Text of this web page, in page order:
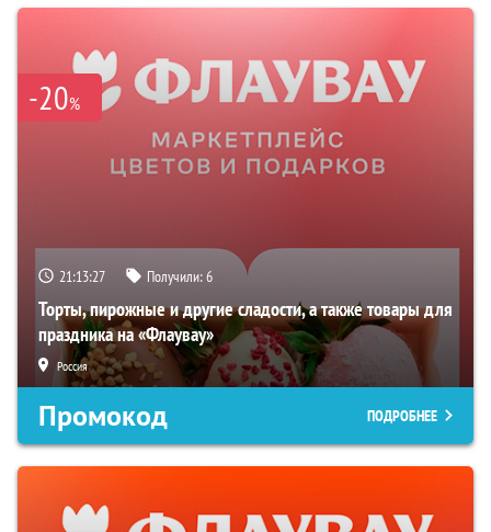
-20%
21:13:26 Получили:6
Торты, пирожные и другие сладости, а также товары для
праздника на «Флаувау»
Россия
Промокод ПОДРОБНЕЕ